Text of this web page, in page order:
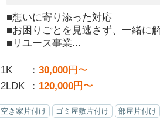
■想いに寄り添った対応
■お困りごとを見逃さず、一緒に
■リユース事業...
1K 30,000円〜
2LDK
120,000円〜
空き家片付け ゴミ屋敷片付け 部屋片付け